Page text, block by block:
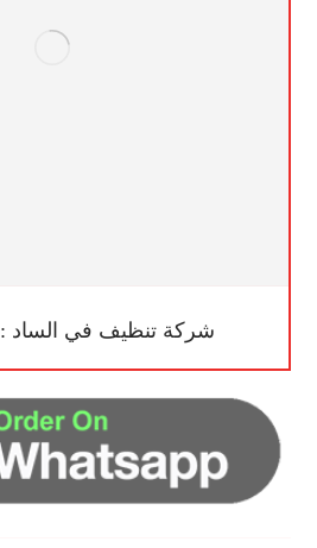
شركة تنظيف في الساد : 0569860717